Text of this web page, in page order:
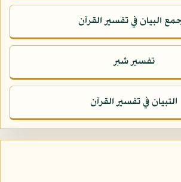
البيان في تفسير القرآن
تفسير شبر
التبيان في تفسير القرآن